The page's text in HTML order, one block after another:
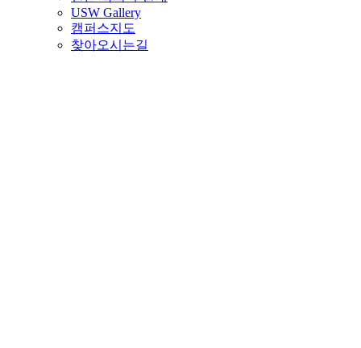
USW Gallery
캠퍼스지도
찾아오시는길